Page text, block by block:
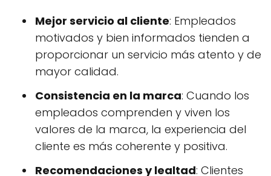
Mejor servicio al cliente: Empleados
motivados y bien informados tienden a
proporcionar un servicio más atento y de
mayor calidad.
Consistencia en la marca: Cuando los
empleados comprenden y viven los
valores de la marca, la experiencia del
cliente es más coherente y positiva.
Recomendaciones y lealtad: Clientes